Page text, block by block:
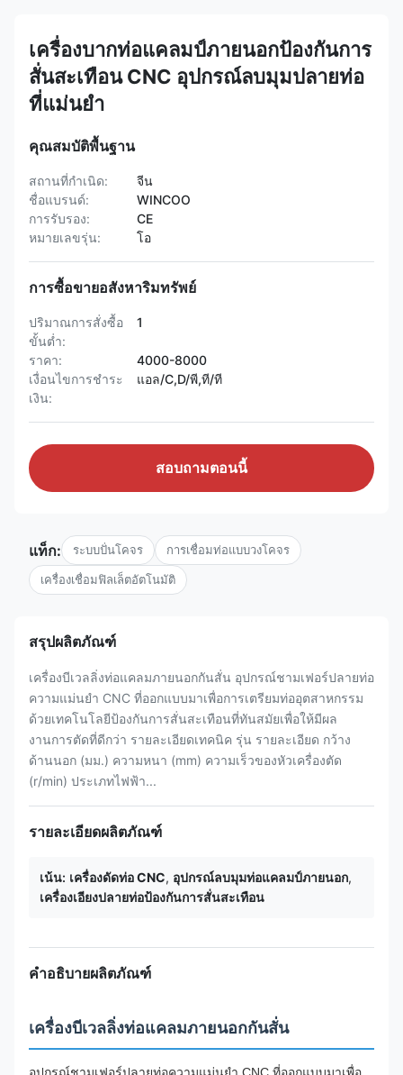
เครื่องบากท่อแคลมป์ภายนอกป้องกันการ
สั่นสะเทือน CNC อุปกรณ์ลบมุมปลายท่อ
ที่แม่นยำ
คุณสมบัติพื้นฐาน
สถานที่กำเนิด:
จีน
ชื่อแบรนด์:
WINCOO
การรับรอง:
CE
หมายเลขรุ่น:
โอ
การซื้อขายอสังหาริมทรัพย์
ปริมาณการสั่งซื้อ
ขั้นต่ำ:
1
ราคา:
4000-8000
เงื่อนไขการชำระ
เงิน:
แอล/C,D/พี,ที/ที
สอบถามตอนนี้
แท็ก: ระบบปั่นโคจร การเชื่อมท่อแบบวงโคจร
เครื่องเชื่อมฟิลเล็ตอัตโนมัติ
สรุปผลิตภัณฑ์
เครื่องบีเวลลิ่งท่อแคลมภายนอกกันสั่น อุปกรณ์ชามเฟอร์ปลายท่อ
ความแม่นยํา CNC ที่ออกแบบมาเพื่อการเตรียมท่ออุตสาหกรรม
ด้วยเทคโนโลยีป้องกันการสั่นสะเทือนที่ทันสมัยเพื่อให้มีผล
งานการตัดที่ดีกว่า รายละเอียดเทคนิค รุ่น รายละเอียด กว้าง
ด้านนอก (มม.) ความหนา (mm) ความเร็วของหัวเครื่องตัด
(r/min) ประเภทไฟฟ้า...
รายละเอียดผลิตภัณฑ์
เน้น: เครื่องดัดท่อ CNC, อุปกรณ์ลบมุมท่อแคลมป์ภายนอก,
เครื่องเอียงปลายท่อป้องกันการสั่นสะเทือน
คำอธิบายผลิตภัณฑ์
เครื่องบีเวลลิ่งท่อแคลมภายนอกกันสั่น